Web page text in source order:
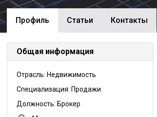
Профиль Cтатьи Контакты
Общая информация
Отрасль: Недвижимость
Специализация: Продажи
Должность: Брокер